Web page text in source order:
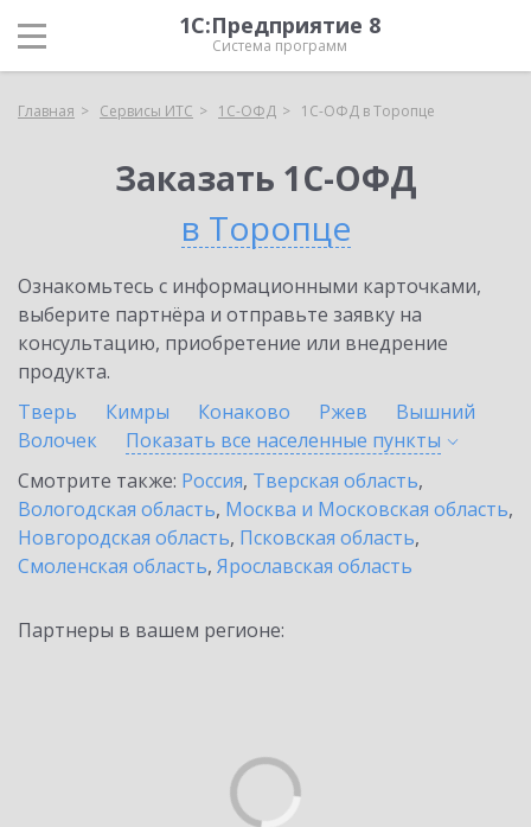
1С:Предприятие 8
Система программ
Главная Сервисы ИТС 1С-ОФД 1С-ОФД в Торопце
Заказать 1С-ОФД
в Торопце
Ознакомьтесь с информационными карточками,
выберите партнёра и отправьте заявку на
консультацию, приобретение или внедрение
продукта.
Тверь
Кимры Конаково Ржев
Вышний
Волочек
Показать все населенные пункты
Смотрите также: Россия, Тверская область,
Вологодская область, Москва и Московская область,
Новгородская область, Псковская область,
Смоленская область, Ярославская область
Партнеры в вашем регионе: